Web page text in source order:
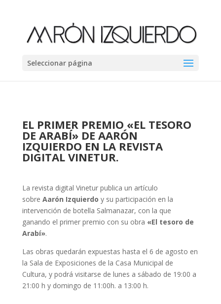
Seleccionar página
EL PRIMER PREMIO «EL TESORO
DE ARABÍ» DE AARÓN
IZQUIERDO EN LA REVISTA
DIGITAL VINETUR.
La revista digital Vinetur publica un artículo
sobre Aarón Izquierdo y su participación en la
intervención de botella Salmanazar, con la que
ganando el primer premio con su obra «El tesoro de
Arabí».
Las obras quedarán expuestas hasta el 6 de agosto en
la Sala de Exposiciones de la Casa Municipal de
Cultura, y podrá visitarse de lunes a sábado de 19:00 a
21:00 h y domingo de 11:00h. a 13:00 h.